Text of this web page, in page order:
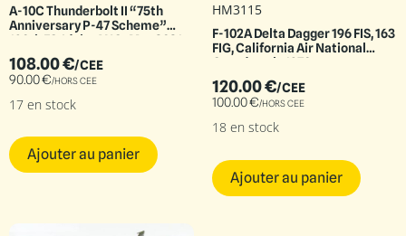
A-10C Thunderbolt II “75th
Anniversary P-47 Scheme”
190th FS, Idaho ANG , May 2021
108.00€/CEE
90.00€/HORS CEE
17 en stock
Ajouter au panier
HM3115
F-102A Delta Dagger 196 FIS, 163
FIG, California Air National
Guard, early 1970s
120.00€/CEE
100.00€/HORS CEE
18 en stock
Ajouter au panier